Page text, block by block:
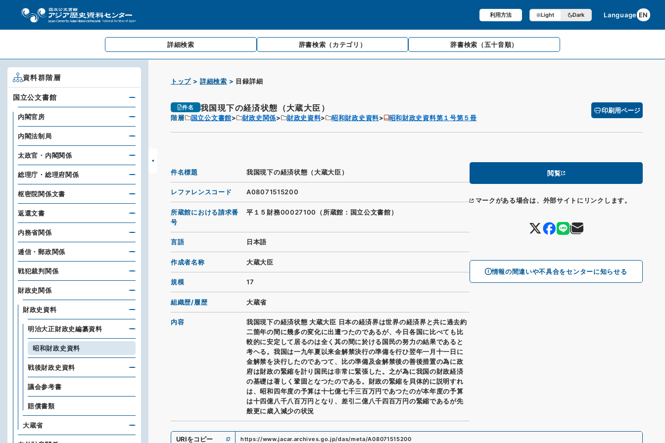
利用方法 Light Dark Language EN
詳細検索 辞書検索 （カテゴリ） 辞書検索 （五十音順）
トップ 詳細検索 目録詳細
件名 我国現下の経済状態（大蔵大臣）
階層 国立公文書館 財政史関係 財政史資料 昭和財政史資料 昭和財政史資料第１号第５冊
印刷用ページ
閲覧
マークがある場合は、外部サイトにリンクします。
情報の間違いや不具合をセンターに知らせる
件名標題 我国現下の経済状態（大蔵大臣）
レファレンスコード A08071515200
所蔵館における請求番
号
平１５財務00027100（所蔵館：国立公文書館）
言語 日本語
作成者名称 大蔵大臣
規模 17
組織歴/履歴 大蔵省
内容
我国現下の経済状態 大蔵大臣 日本の経済界は世界の経済界と共に過去約
二箇年の間に幾多の変化に出遭つたのであるが、今日各国に比べても比
較的に安定して居るのは全く其の間に於ける国民の努力の結果であると
考ヘる。我国は一九年夏以来金解禁決行の準備を行ひ翌年一月十一日に
金解禁を決行したのであつて、比の準備及金解禁後の善後措置の為に政
府は財政の緊縮を計り国民は非常に緊張した。之が為に我国の財政経済
の基礎は著しく鞏固となつたのである。財政の緊縮を貝体的に説明すれ
は、昭和四年度の予算は十七億七千三百万円であつたのが本年度の予算
は十四億八千八百万円となり、差引二億八千四百万円の緊縮であるが先
般更に歳入減少の状況
URIをコピー https://www.jacar.archives.go.jp/das/meta/A08071515200
資料群階層
国立公文書館
内閣官房
内閣法制局
太政官・内閣関係
総理庁・総理府関係
枢密院関係文書
返還文書
内務省関係
逓信・郵政関係
戦犯裁判関係
財政史関係
財政史資料
明治大正財政史編纂資料
昭和財政史資料
戦後財政史資料
議会参考書
賠償書類
大蔵省